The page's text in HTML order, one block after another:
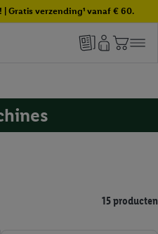
Gratis verzending¹ vanaf € 60.
15 producten